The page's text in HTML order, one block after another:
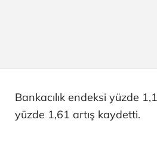
Bankacılık endeksi yüzde
yüzde 1,61 artış kaydetti.